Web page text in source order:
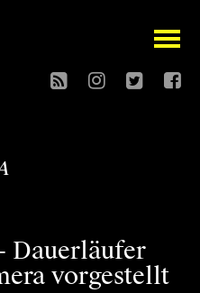
open
Dauerläufer
vorgestellt